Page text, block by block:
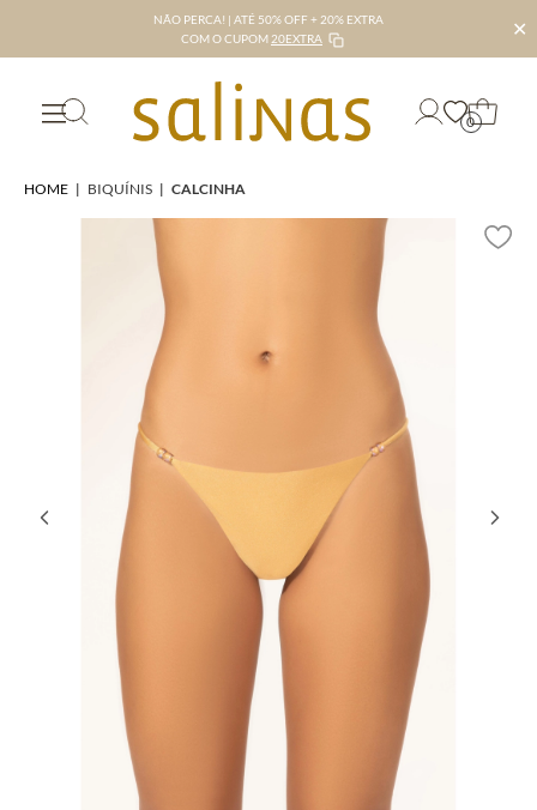
NÃO PERCA! | ATÉ 50% OFF + 20% EXTRA
COM O CUPOM 20EXTRA ✕
0
HOME | BIQUÍNIS | CALCINHA